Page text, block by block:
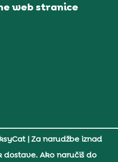
web stranice
| Za narudžbe iznad
Ako naručiš do